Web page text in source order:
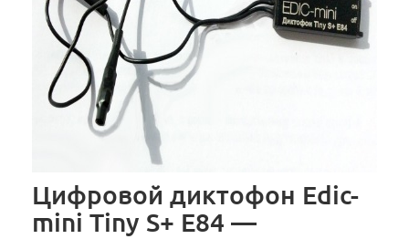
Цифровой диктофон Edic-
mini Tiny S+ E84 —